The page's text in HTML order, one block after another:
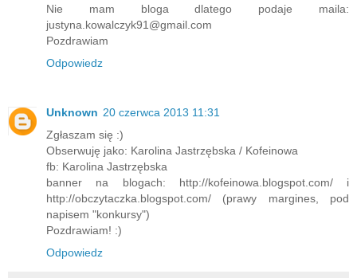
Nie mam bloga dlatego podaje maila:
justyna.kowalczyk91@gmail.com
Pozdrawiam
Odpowiedz
Unknown 20 czerwca 2013 11:31
Zgłaszam się :)
Obserwuję jako: Karolina Jastrzębska / Kofeinowa
fb: Karolina Jastrzębska
banner na blogach: http://kofeinowa.blogspot.com/ i
http://obczytaczka.blogspot.com/ (prawy margines, pod
napisem "konkursy")
Pozdrawiam! :)
Odpowiedz